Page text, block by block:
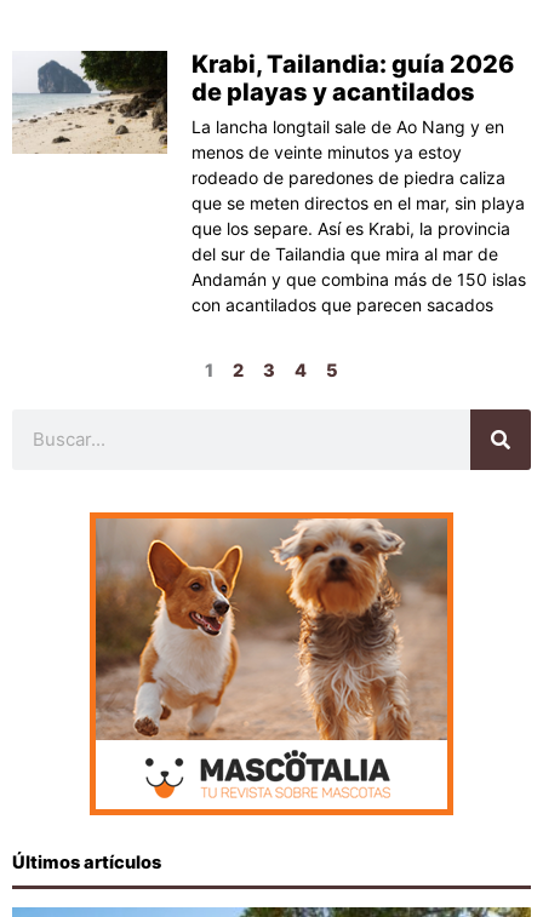
Krabi, Tailandia: guía 2026
de playas y acantilados
La lancha longtail sale de Ao Nang y en
menos de veinte minutos ya estoy
rodeado de paredones de piedra caliza
que se meten directos en el mar, sin playa
que los separe. Así es Krabi, la provincia
del sur de Tailandia que mira al mar de
Andamán y que combina más de 150 islas
con acantilados que parecen sacados
1 2 3 4 5
Últimos artículos